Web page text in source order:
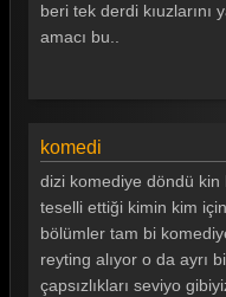
beri tek derdi kıuzlarını
amacı bu..
komedi
dizi komediye döndü kin
teselli ettiği kimin kim
bölümler tam bi
reyting alıyor o da ayrı
çapsızlıkları seviyo